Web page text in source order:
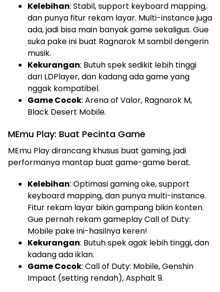
Kelebihan: Stabil, support keyboard mapping,
dan punya fitur rekam layar. Multi-instance juga
ada, jadi bisa main banyak game sekaligus. Gue
suka pake ini buat Ragnarok M sambil dengerin
musik.
Kekurangan: Butuh spek sedikit lebih tinggi
dari LDPlayer, dan kadang ada game yang
nggak kompatibel.
Game Cocok: Arena of Valor, Ragnarok M,
Black Desert Mobile.
MEmu Play: Buat Pecinta Game
MEmu Play dirancang khusus buat gaming, jadi
performanya mantap buat game-game berat.
Kelebihan: Optimasi gaming oke, support
keyboard mapping, dan punya multi-instance.
Fitur rekam layar bikin gampang bikin konten.
Gue pernah rekam gameplay Call of Duty:
Mobile pake ini-hasilnya keren!
Kekurangan: Butuh spek agak lebih tinggi, dan
kadang ada iklan.
Game Cocok: Call of Duty: Mobile, Genshin
Impact (setting rendah), Asphalt 9.